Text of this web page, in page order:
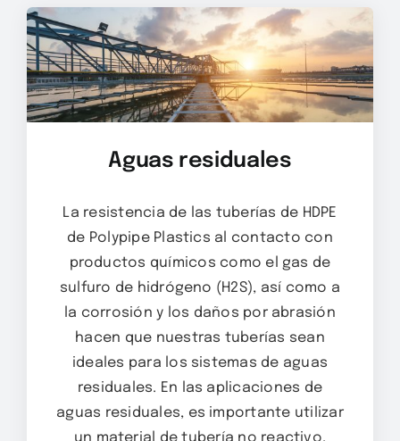
Aguas residuales
La resistencia de las tuberías de HDPE
de Polypipe Plastics al contacto con
productos químicos como el gas de
sulfuro de hidrógeno (H2S), así como a
la corrosión y los daños por abrasión
hacen que nuestras tuberías sean
ideales para los sistemas de aguas
residuales. En las aplicaciones de
aguas residuales, es importante utilizar